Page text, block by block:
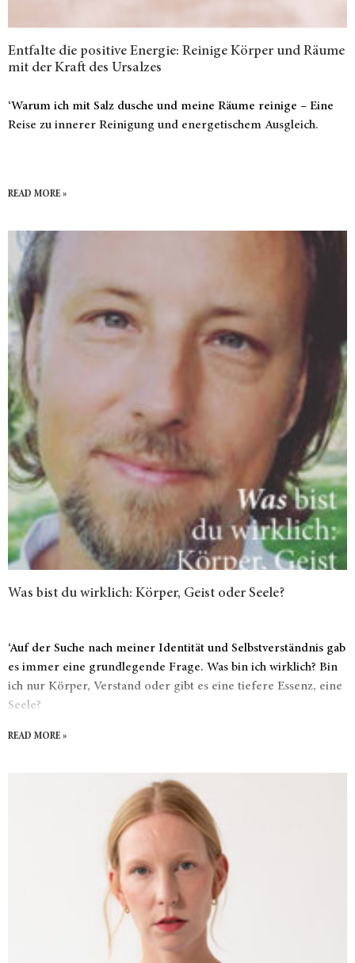
Entfalte die positive Energie: Reinige Körper und Räume
mit der Kraft des Ursalzes
‘Warum ich mit Salz dusche und meine Räume reinige – Eine
Reise zu innerer Reinigung und energetischem Ausgleich.
READ MORE »
Was bist du wirklich: Körper, Geist oder Seele?
‘Auf der Suche nach meiner Identität und Selbstverständnis gab
es immer eine grundlegende Frage. Was bin ich wirklich? Bin
ich nur Körper, Verstand oder gibt es eine tiefere Essenz, eine
Seele?
READ MORE »